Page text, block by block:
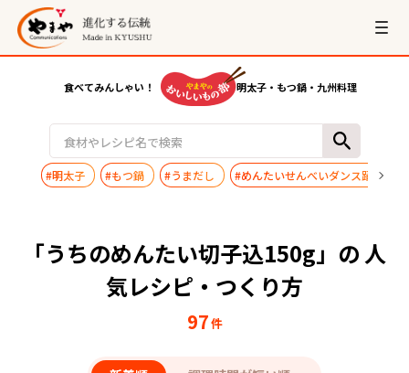
食べてみんしゃい！ 明太子・もつ鍋・九州料理
#明太子 #もつ鍋 #うまだし #めんたいせんべいダンス踊ってみ
「うちのめんたい切子込150g」の 人
気レシピ・つくり方
97件